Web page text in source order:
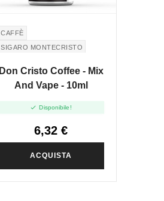
CAFFÈ
SIGARO MONTECRISTO
Don Cristo Coffee - Mix
And Vape - 10ml
 Disponibile!
6,32 €
ACQUISTA